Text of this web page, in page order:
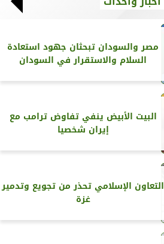
مصر والسودان تبحثان جهود استعادة
السلام والاستقرار في السودان
البيت الأبيض ينفي تفاوض ترامب مع
إيران شخصيا
التعاون الإسلامي تحذر من تجويع وتدمير
غزة